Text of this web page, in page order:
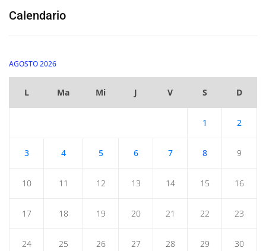
Calendario
AGOSTO 2026
L Ma Mi J V S D
1 2
3 4 5 6 7 8 9
10 11 12 13 14 15 16
17 18 19 20 21 22 23
24 25 26 27 28 29 30